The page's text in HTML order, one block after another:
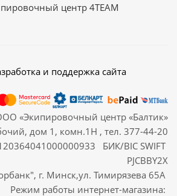
центр 4TEAM
и поддержка сайта
«Экипировочный центр «Балтик»
дом 1, комн.1Н , тел. 377-44-20
БИК/BIC SWIFT
PJCBBY2X
г. Минск,ул. Тимирязева 65А
Режим работы интернет-магазина: